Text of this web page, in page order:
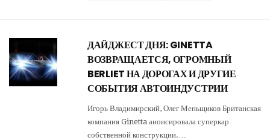
ДАЙДЖЕСТ ДНЯ: GINETTA
ВОЗВРАЩАЕТСЯ, ОГРОМНЫЙ
BERLIET НА ДОРОГАХ И ДРУГИЕ
СОБЫТИЯ АВТОИНДУСТРИИ
Игорь Владимирский, Олег Меньщиков Британская
компания Ginetta анонсировала суперкар
собственной конструкции.…